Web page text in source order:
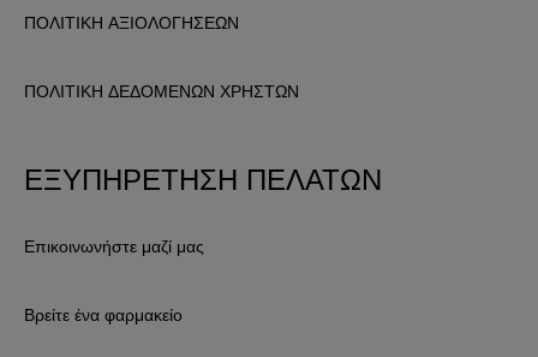
ΠΟΛΙΤΙΚΗ ΑΞΙΟΛΟΓΗΣΕΩΝ
ΠΟΛΙΤΙΚΗ ΔΕΔΟΜΕΝΩΝ ΧΡΗΣΤΩΝ
ΕΞΥΠΗΡΕΤΗΣΗ ΠΕΛΑΤΩΝ
Επικοινωνήστε μαζί μας
Βρείτε ένα φαρμακείο